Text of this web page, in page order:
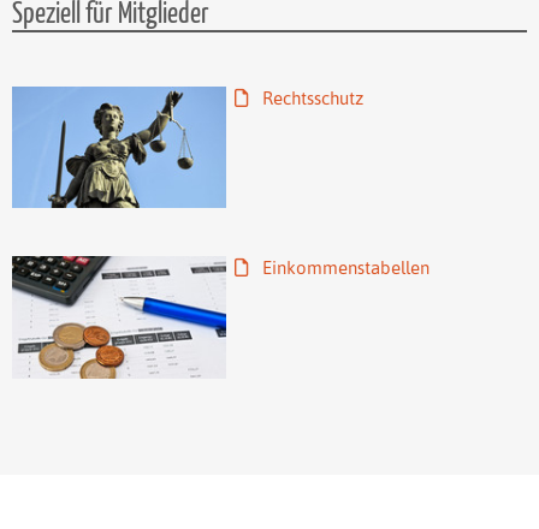
Speziell für Mitglieder
Rechtsschutz
Einkommenstabellen